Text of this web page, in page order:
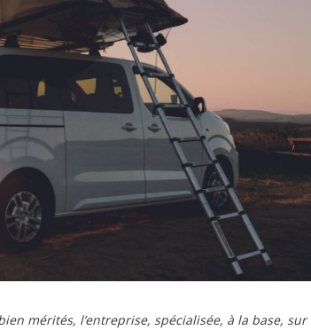
mérités, l’entreprise, spécialisée, à la base, sur